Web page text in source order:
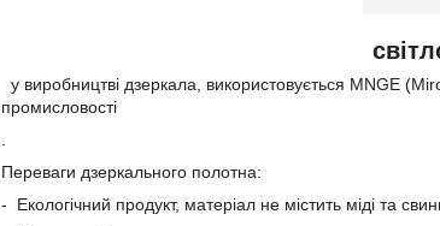
у виробництві дзеркала, використовується MNGE
промисловості
Переваги дзеркального полотна:
- Екологічний продукт, матеріал не містить міді та